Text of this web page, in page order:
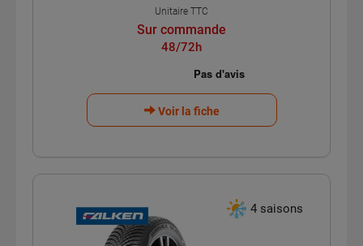
Unitaire TTC
Sur commande
48/72h
Voir la fiche
4 saisons